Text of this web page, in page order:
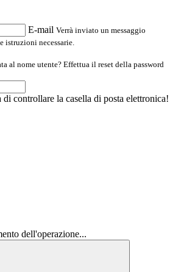
E-mail Verrà inviato un messaggio
istruzioni necessarie.
al nome utente? Effettua il reset della password
controllare la casella di posta elettronica!
dell'operazione...